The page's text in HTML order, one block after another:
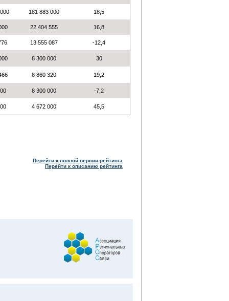
181 883 000 18,5
22 404 555 16,8
13 555 087 -12,4
8 300 000 30
8 860 320 19,2
8 300 000 -7,2
4 672 000 45,5
Перейти к полной версии рейтинга
Перейти к описанию рейтинга